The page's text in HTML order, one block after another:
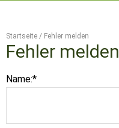
Startseite / Fehler melden
Fehler melden
Name:*